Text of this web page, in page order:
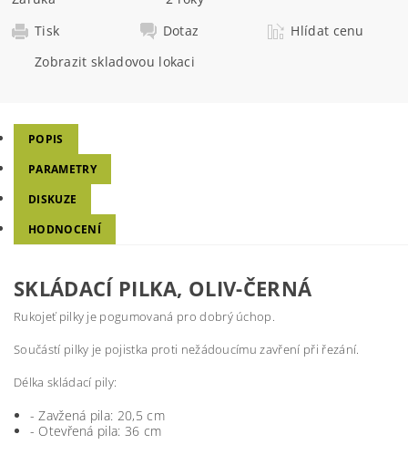
Tisk
Dotaz
Hlídat cenu
Zobrazit skladovou lokaci
POPIS
PARAMETRY
DISKUZE
HODNOCENÍ
SKLÁDACÍ PILKA, OLIV-ČERNÁ
Rukojeť pilky je pogumovaná pro dobrý úchop.
Součástí pilky je pojistka proti nežádoucímu zavření při řezání.
Délka skládací pily:
- Zavžená pila: 20,5 cm
- Otevřená pila: 36 cm